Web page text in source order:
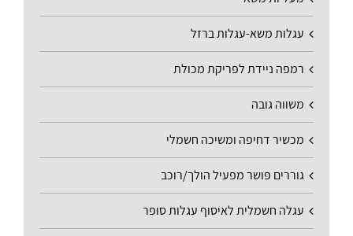
עגלות משא-עגלות ברזל
רמפה ניידת לפריקת מכולת
משווה גובה
מכשיר דחיפה ומשיכה חשמלי
גוררים פושר מפעיל הולך/רוכב
עגלה חשמלית לאיסוף עגלות סופר